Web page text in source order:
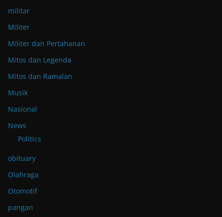
militar
Militer
Militer dan Pertahanan
Mitos dan Legenda
Mitos dan Ramalan
Musik
Nasional
News
Politics
obituary
Olahraga
Otomotif
pangan